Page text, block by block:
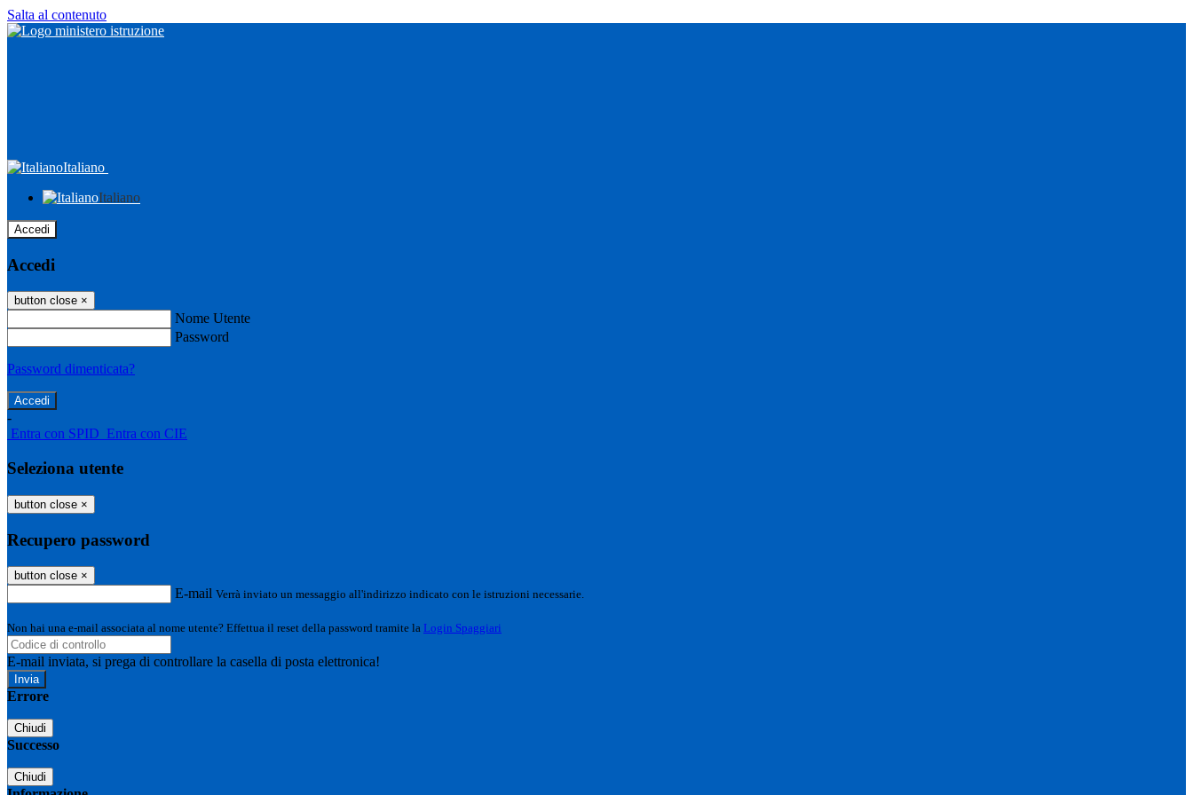
Salta al contenuto
Italiano
Italiano
Accedi
Accedi
button close ×
Nome Utente
Password
Password dimenticata?
-
Entra con SPID Entra con CIE
Seleziona utente
button close ×
Recupero password
button close ×
E-mail Verrà inviato un messaggio all'indirizzo indicato con le istruzioni necessarie.
Non hai una e-mail associata al nome utente? Effettua il reset della password tramite la Login Spaggiari
E-mail inviata, si prega di controllare la casella di posta elettronica!
Errore
Chiudi
Successo
Chiudi